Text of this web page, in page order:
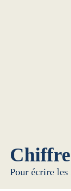
Pour écrire les